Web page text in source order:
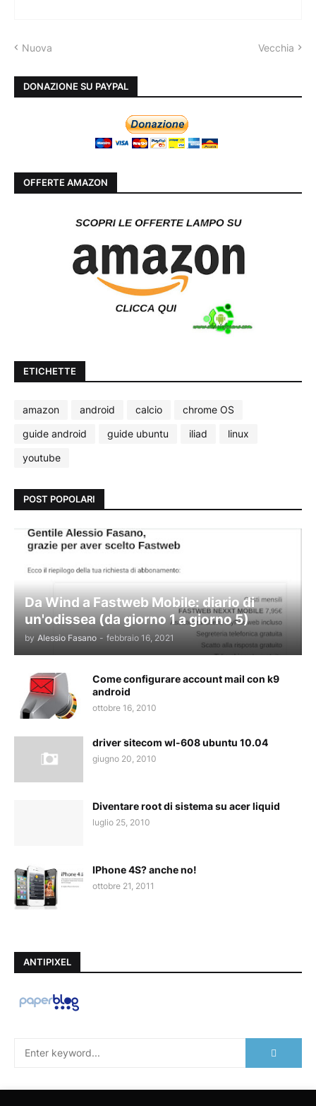
Nuova Vecchia
DONAZIONE SU PAYPAL
OFFERTE AMAZON
ETICHETTE
amazon android calcio
chrome OS
guide android
guide ubuntu iliad
linux
youtube
POST POPOLARI
Da Wind a Fastweb Mobile: diario di
un'odissea (da giorno 1 a giorno 5)
by Alessio Fasano - febbraio 16, 2021
Come configurare account mail con k9
android
ottobre 16, 2010
driver sitecom wl-608 ubuntu 10.04
giugno 20, 2010
Diventare root di sistema su acer liquid
luglio 25, 2010
IPhone 4S? anche no!
ottobre 21, 2011
ANTIPIXEL